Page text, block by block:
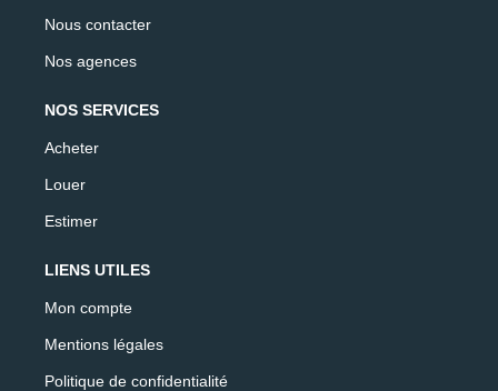
Nous contacter
Nos agences
NOS SERVICES
Acheter
Louer
Estimer
LIENS UTILES
Mon compte
Mentions légales
Politique de confidentialité